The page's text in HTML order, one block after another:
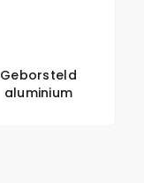
Geborsteld
aluminium